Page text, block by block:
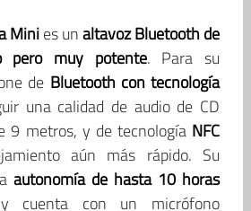
Minies unaltavoz Bluetooth de
pero muy potente. Para su
de Bluetooth con tecnología
una calidad de audio de CD
9 metros, y de tecnología NFC
aún más rápido. Su
autonomía de hasta 10 horas
con un micrófono